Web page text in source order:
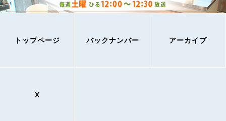
トップページ バックナンバー アーカイブ
X